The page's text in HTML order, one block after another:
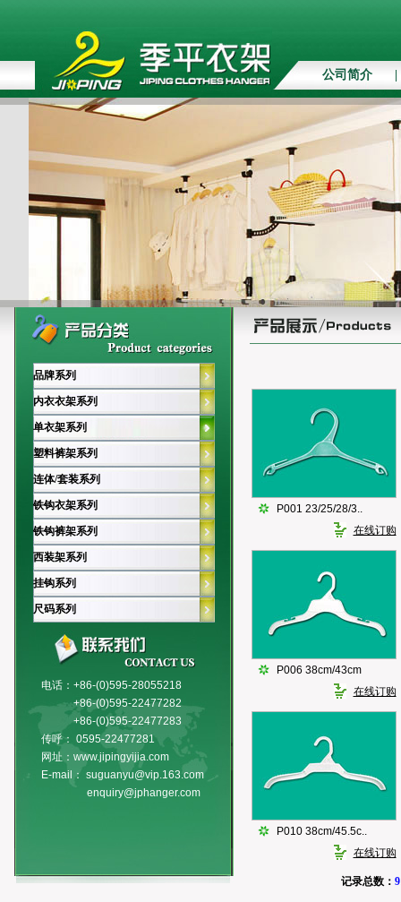
公司简介
品牌系列
内衣衣架系列
单衣架系列
塑料裤架系列
连体/套装系列
铁钩衣架系列
铁钩裤架系列
西装架系列
挂钩系列
尺码系列
电话：+86-(0)595-28055218
+86-(0)595-22477282
+86-(0)595-22477283
传呼： 0595-22477281
网址：www.jipingyijia.com
E-mail： suguanyu@vip.163.com
enquiry@jphanger.com
P001 23/25/28/3..
在线订购
P006 38cm/43cm
在线订购
P010 38cm/45.5c..
在线订购
记录总数：